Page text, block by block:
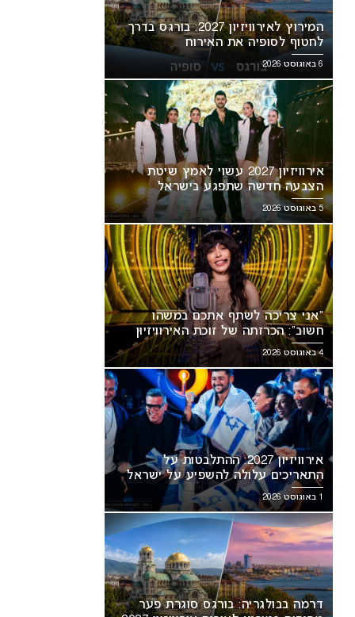
המירוץ לאירוויזיון 2027: בורגס בדרך
לחטוף לסופיה את האירוח
6 באוגוסט 2026
אירוויזיון 2027 עשוי לאמץ שיטת
הצבעה חדשה שתפגע בישראל
5 באוגוסט 2026
“אני צריכה לשתף אתכם במשהו
חשוב”: הכרזתה של זוכת האירוויזיון
מסעירה את הרשת
4 באוגוסט 2026
אירוויזיון 2027: ההתלבטות על
התאריכים עלולה להשפיע על ישראל
1 באוגוסט 2026
דרמה בבולגריה: בורגס סוגרת פער